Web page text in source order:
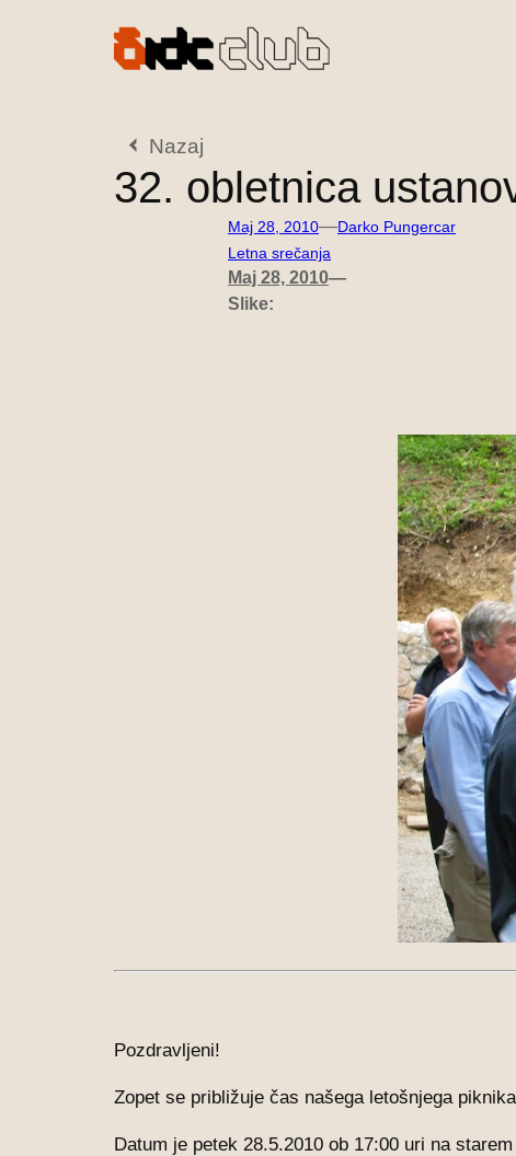
Nazaj
32. obletnica
Maj 28, 2010—Darko Pungercar
Letna srečanja
Maj 28, 2010—
Slike:
Pozdravljeni!
Zopet se približuje čas našega letošnjega
Datum je petek 28.5.2010 ob 17:00 uri na